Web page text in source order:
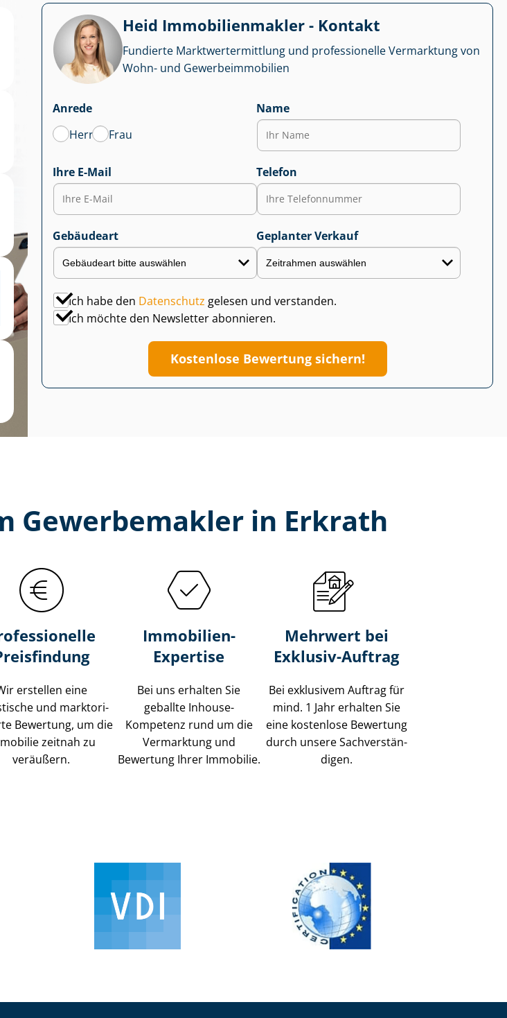
Heid Im­mo­bi­li­en­mak­ler - Kontakt
Fundierte Markt­wert­ermitt­lung und professionelle Vermarktung von
Wohn- und Ge­wer­be­im­mo­bi­li­en
Anrede
Herr
Frau
Name
Ihre E-Mail Telefon
Gebäudeart Geplanter Verkauf
Ich habe den Datenschutz gelesen und verstanden.
Ich möchte den Newsletter abonnieren.
Kostenlose Bewertung sichern!
Gewerbemakler in Erkrath
erstellen eine
und markt­ori­
Bewertung, um die
zeitnah zu
veräußern.
Immobilien-
Expertise
Bei uns erhalten Sie
geballte Inhouse-
Kompetenz rund um die
Vermarktung und
Bewertung Ihrer Immobilie.
Mehrwert bei
Exklusiv-Auftrag
Bei exklusivem Auftrag für
mind. 1 Jahr erhalten Sie
eine kostenlose Bewertung
durch unsere Sach­ver­stän­
di­gen.